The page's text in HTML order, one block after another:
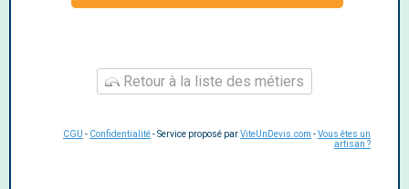
Retour à la liste des métiers
CGU - Confidentialité- Service proposé parViteUnDevis.com -Vous êtes un
artisan ?